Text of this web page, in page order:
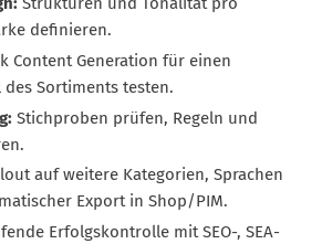
definieren.
Content Generation für einen
des Sortiments testen.
Stichproben prüfen, Regeln und
auf weitere Kategorien, Sprachen
Export in Shop/PIM.
Erfolgskontrolle mit SEO-, SEA-